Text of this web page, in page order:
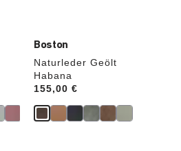
Boston
Naturleder Geölt
Habana
Price:
155,00 €